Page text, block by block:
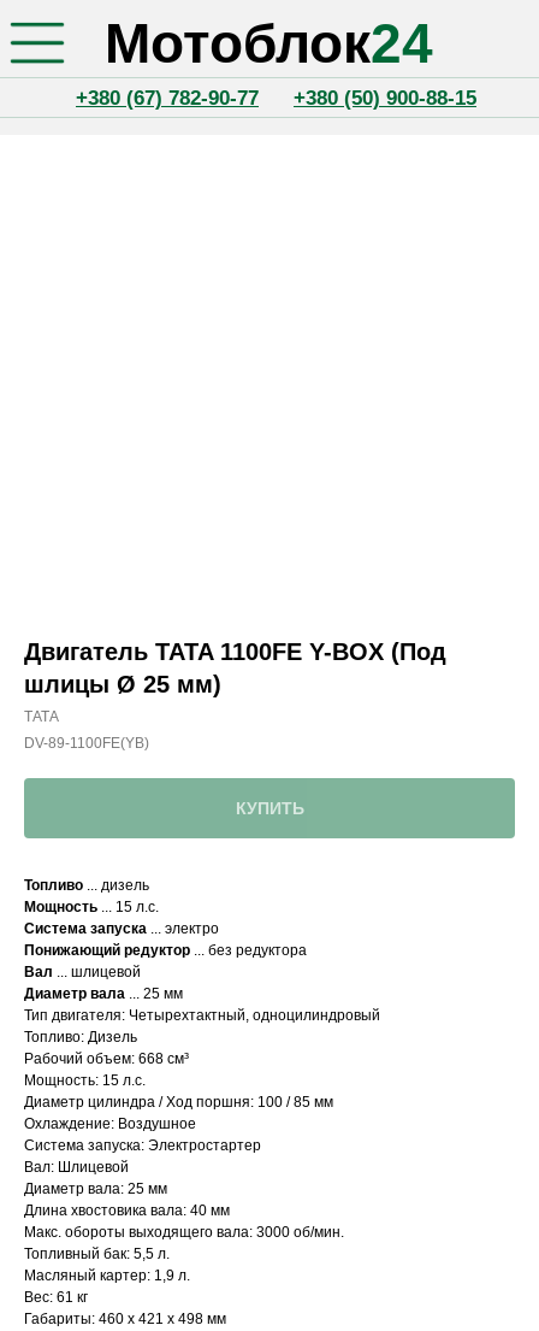
Мотоблок24
Двигатель TATA 1100FE Y-BOX (Под
шлицы Ø 25 мм)
ТАТА
DV-89-1100FE(YB)
КУПИТЬ
Топливо ... дизель
Мощность ... 15 л.с.
Система запуска ... электро
Понижающий редуктор ... без редуктора
Вал ... шлицевой
Диаметр вала ... 25 мм
Тип двигателя: Четырехтактный, одноцилиндровый
Топливо: Дизель
Рабочий объем: 668 см³
Мощность: 15 л.с.
Диаметр цилиндра / Ход поршня: 100 / 85 мм
Охлаждение: Воздушное
Система запуска: Электростартер
Вал: Шлицевой
Диаметр вала: 25 мм
Длина хвостовика вала: 40 мм
Макс. обороты выходящего вала: 3000 об/мин.
Топливный бак: 5,5 л.
Масляный картер: 1,9 л.
Вес: 61 кг
Габариты: 460 x 421 x 498 мм